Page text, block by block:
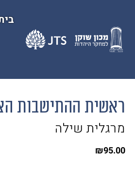
ראשית ההתישבות
מרגלית שילה
₪95.00